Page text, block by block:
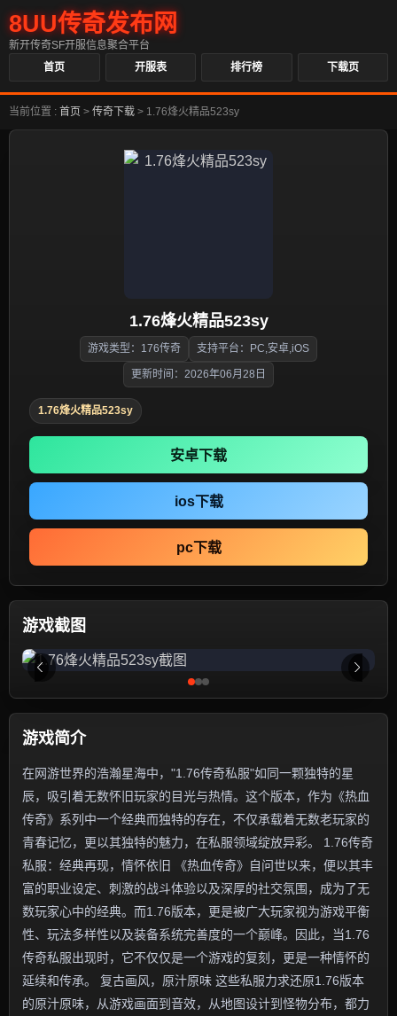
8UU传奇发布网
新开传奇SF开服信息聚合平台
首页
开服表 排行榜 下载页
当前位置 : 首页 > 传奇下载 > 1.76烽火精品523sy
1.76烽火精品523sy
游戏类型：176传奇 支持平台：PC,安卓,iOS
更新时间：2026年06月28日
1.76烽火精品523sy
安卓下载
ios下载
pc下载
游戏截图
游戏简介
在网游世界的浩瀚星海中，"1.76传奇私服"如同一颗独特的星
辰，吸引着无数怀旧玩家的目光与热情。这个版本，作为《热血
传奇》系列中一个经典而独特的存在，不仅承载着无数老玩家的
青春记忆，更以其独特的魅力，在私服领域绽放异彩。 1.76传奇
私服：经典再现，情怀依旧 《热血传奇》自问世以来，便以其丰
富的职业设定、刺激的战斗体验以及深厚的社交氛围，成为了无
数玩家心中的经典。而1.76版本，更是被广大玩家视为游戏平衡
性、玩法多样性以及装备系统完善度的一个巅峰。因此，当1.76
传奇私服出现时，它不仅仅是一个游戏的复刻，更是一种情怀的
延续和传承。 复古画风，原汁原味 这些私服力求还原1.76版本
的原汁原味，从游戏画面到音效，从地图设计到怪物分布，都力